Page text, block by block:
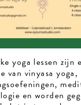
yoga lessen zijn
van vinyasa yoga,
en worden